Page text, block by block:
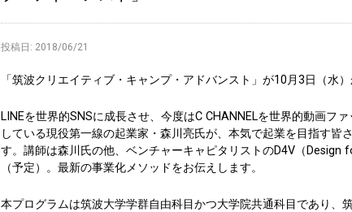
投稿日: 2018/06/21
「筑波クリエイティブ・キャンプ・アドバンスト」が10月3日（水）
LINEを世界的SNSに成長させ、今度はC CHANNELを世界的動画フ
している現役第一線の起業家・森川亮氏が、本気で起業を目指す皆
す。講師は森川氏の他、ベンチャーキャピタリストのD4V（Design
（予定）。最新の事業化メソッドをお伝えします。
本プログラムは筑波大学学群自由科目かつ大学院共通科目であり、